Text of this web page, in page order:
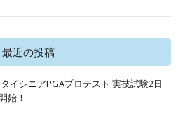
最近の投稿
イシニアPGAプロテスト 実技試験2日
始！